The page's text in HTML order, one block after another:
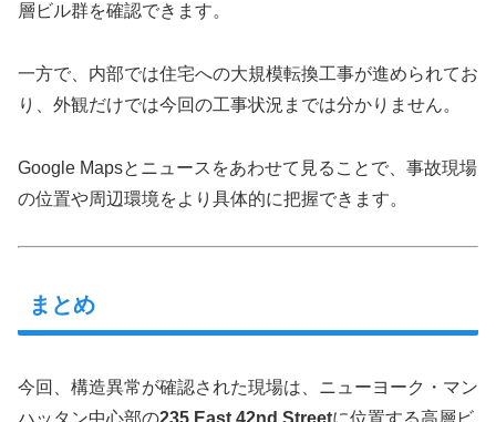
層ビル群を確認できます。
一方で、内部では住宅への大規模転換工事が進められてお
り、外観だけでは今回の工事状況までは分かりません。
Google Mapsとニュースをあわせて見ることで、事故現場
の位置や周辺環境をより具体的に把握できます。
まとめ
今回、構造異常が確認された現場は、ニューヨーク・マン
ハッタン中心部の235 East 42nd Streetに位置する高層ビ